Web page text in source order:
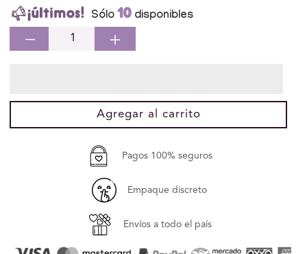
Sólo 10 disponibles
Reducir
Condones
Preservativo
Caribean
piezas
Aumentar
Condones
Preservativo
Mix
piezas
Agregar al carrito
Pagos 100% seguros
Empaque discreto
Envíos a todo el país